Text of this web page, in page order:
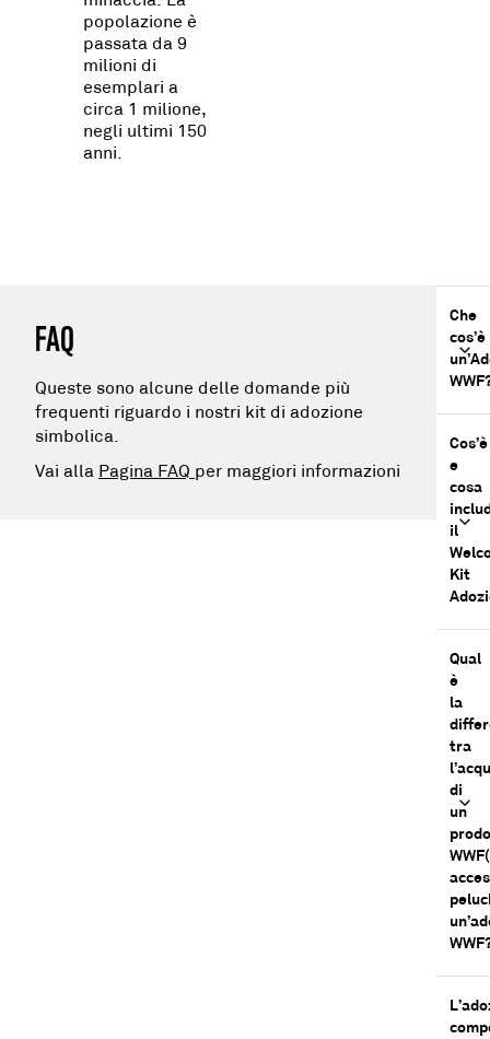
popolazione è
passata da 9
milioni di
esemplari a
circa 1 milione,
negli ultimi 150
anni.
FAQ
Queste sono alcune delle domande più
frequenti riguardo i nostri kit di adozione
simbolica.
Vai alla Pagina FAQ per maggiori informazioni
Che
cos’è
Cos’è
e
cosa
il
Kit
Qual
è
la
tra
di
un